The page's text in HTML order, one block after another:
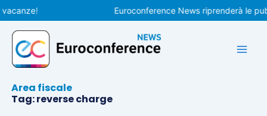
Vai
al
contenuto
Euroconference News riprenderà le
Area fiscale
Tag: reverse charge